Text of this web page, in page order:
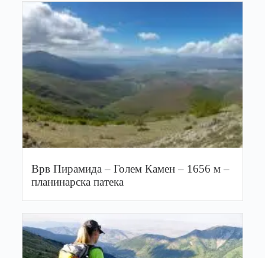
Врв Пирамида – Голем Камен – 1656 м –
планинарска патека